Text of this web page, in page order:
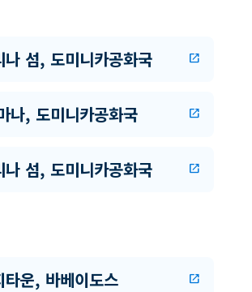
나 섬, 도미니카공화국 open_in_new
나, 도미니카공화국 open_in_new
나 섬, 도미니카공화국 open_in_new
타운, 바베이도스 open_in_new